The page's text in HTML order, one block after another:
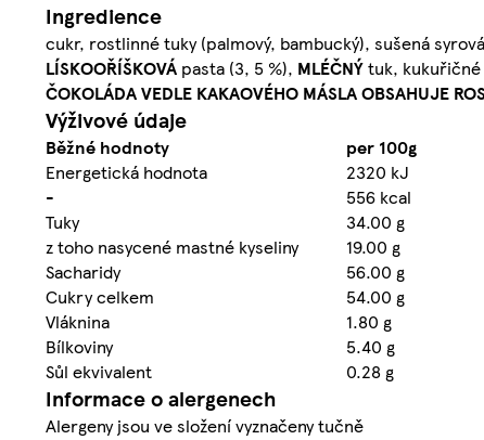
Ingredience
cukr, rostlinné tuky (palmový, bambucký), sušená
LÍSKOOŘÍŠKOVÁ pasta (3, 5 %), MLÉČNÝtuk,
ČOKOLÁDA VEDLE KAKAOVÉHO MÁSLA OBSAHUJE
Výživové údaje
Běžné hodnoty per 100g
Energetická hodnota
2320 kJ
-
556 kcal
Tuky
34.00 g
z toho nasycené mastné kyseliny
19.00 g
Sacharidy
56.00 g
Cukry celkem
54.00 g
Vláknina
1.80 g
Bílkoviny
5.40 g
Sůl ekvivalent
0.28 g
Informace o alergenech
Alergeny jsou ve složení vyznačeny tučně